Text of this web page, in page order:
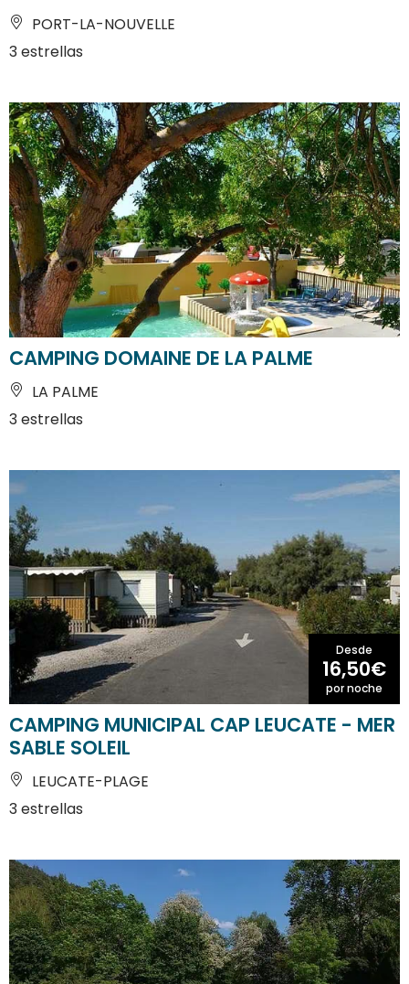
PORT-LA-NOUVELLE
3 estrellas
CAMPING DOMAINE DE LA PALME
LA PALME
3 estrellas
Desde
16,50€
por noche
CAMPING MUNICIPAL CAP LEUCATE - MER
SABLE SOLEIL
LEUCATE-PLAGE
3 estrellas